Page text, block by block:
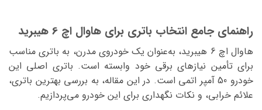
راهنمای جامع انتخاب باتری برای هاوال اچ 6 هیبرید
هاوال اچ 6 هیبرید، به‌عنوان یک خودروی مدرن، به باتری مناسب
برای تأمین نیازهای برقی خود وابسته است. باتری اصلی این
خودرو 50 آمپر اتمی است. در این مقاله، به بررسی بهترین باتری،
علائم خرابی، و نکات نگهداری برای این خودرو می‌پردازیم.